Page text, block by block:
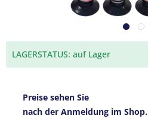
LAGERSTATUS: auf Lager
Preise sehen Sie
nach der Anmeldung im Shop.